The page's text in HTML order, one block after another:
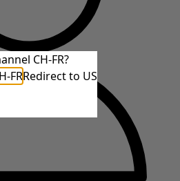
CH-FR?
FRRedirect to US